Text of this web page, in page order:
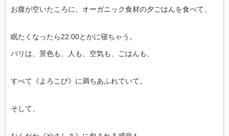
お腹が空いたころに、オーガニック食材の夕ごはんを食べて、
眠たくなったら22:00とかに寝ちゃう。
バリは、景色も、人も、空気も、ごはんも、
すべて《よろこび》に満ちあふれていて。
そして、